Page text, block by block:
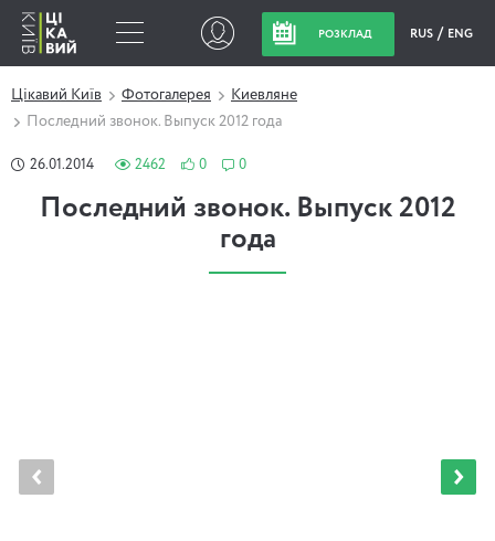
РОЗКЛАД RUS ENG
Цікавий Київ Фотогалерея
Киевляне
Последний звонок. Выпуск 2012 года
26.01.2014 2462 0 0
Последний звонок. Выпуск 2012
года